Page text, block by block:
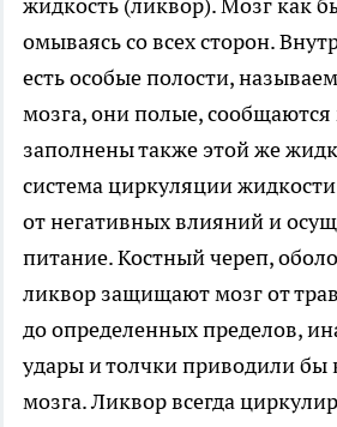
жидкость (ликвор). Мозг как
омываясь со всех сторон.
есть особые полости,
мозга, они полые,
заполнены также этой же
система циркуляции
от негативных влияний и
питание. Костный череп,
ликвор защищают мозг от
до определенных пределов,
удары и толчки приводили
мозга. Ликвор всегда